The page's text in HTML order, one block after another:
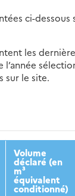
ci-
les
l’année
sur le site.
Volume
déclaré (en
m³
équivalent
conditionné)